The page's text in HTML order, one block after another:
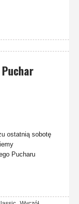
ostatnią sobotę
Pucharu